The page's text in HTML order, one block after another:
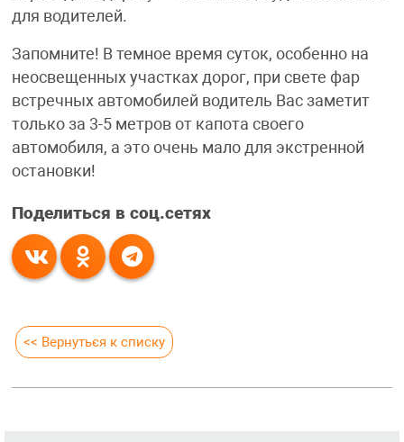
для водителей.
Запомните! В темное время суток, особенно на
неосвещенных участках дорог, при свете фар
встречных автомобилей водитель Вас заметит
только за 3-5 метров от капота своего
автомобиля, а это очень мало для экстренной
остановки!
Поделиться в соц.сетях
<< Вернуться к списку